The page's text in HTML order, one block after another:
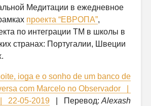
Медитации в ежедневное
проекта “ЕВРОПА”,
по интеграции ТМ в школы в
странах: Португалии, Швеции
ioga e o sonho de um banco de
com Marcelo no Observador |
22-05-2019 | Перевод: Alexash